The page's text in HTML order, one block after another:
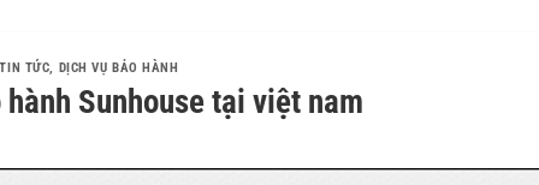
TIN TỨC, DỊCH VỤ BẢO HÀNH
Sunhouse tại việt nam